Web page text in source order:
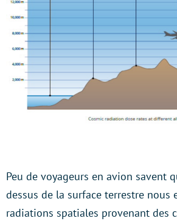
Peu de voyageurs en avion savent
dessus de la surface terrestre nous
radiations spatiales provenant des